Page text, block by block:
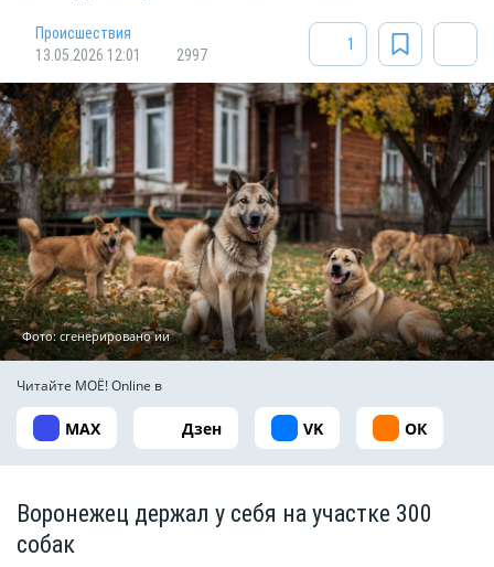
Происшествия
13.05.2026 12:01
2997
1
Фото: сгенерировано ии
Читайте МОЁ! Online в
MAX Дзен VK ОК
Воронежец держал у себя на участке 300
собак